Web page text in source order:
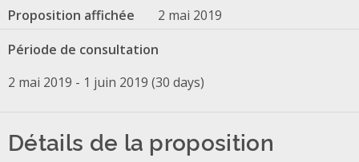
Proposition affichée
2 mai 2019
Période de consultation
2 mai 2019 - 1 juin 2019 (30 days)
Détails de la proposition